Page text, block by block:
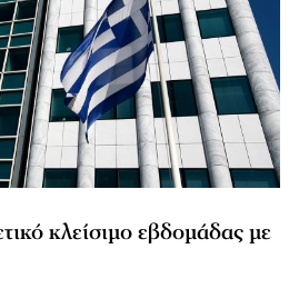
κλείσιμο εβδομάδας με